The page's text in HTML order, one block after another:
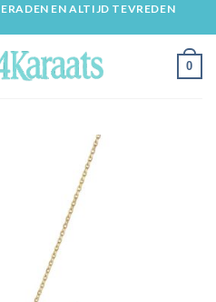
EN ALTIJD TEVREDEN
0